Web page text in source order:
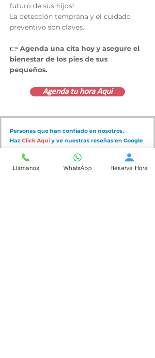
futuro de sus hijos!
La detección temprana y el cuidado
preventivo son claves.
👉 Agenda una cita hoy y asegure el
bienestar de los pies de sus
pequeños.
Agenda tu hora Aqui
Personas que han confiado en nosotros,
Haz Click Aqui y ve nuestras reseñas en Google
Llámanos WhatsApp Reserva Hora